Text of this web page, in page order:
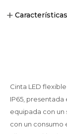
Características
Cinta LED
IP65, presentada
equipada con un
con un consumo